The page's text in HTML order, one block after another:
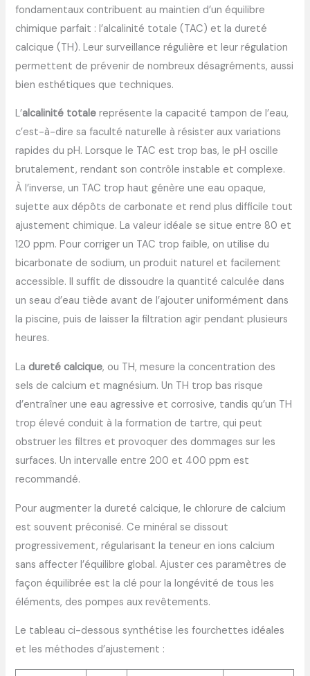
fondamentaux contribuent au maintien d’un équilibre
chimique parfait : l’alcalinité totale (TAC) et la dureté
calcique (TH). Leur surveillance régulière et leur régulation
permettent de prévenir de nombreux désagréments, aussi
bien esthétiques que techniques.
L’alcalinité totale représente la capacité tampon de l’eau,
c’est-à-dire sa faculté naturelle à résister aux variations
rapides du pH. Lorsque le TAC est trop bas, le pH oscille
brutalement, rendant son contrôle instable et complexe.
À l’inverse, un TAC trop haut génère une eau opaque,
sujette aux dépôts de carbonate et rend plus difficile tout
ajustement chimique. La valeur idéale se situe entre 80 et
120 ppm. Pour corriger un TAC trop faible, on utilise du
bicarbonate de sodium, un produit naturel et facilement
accessible. Il suffit de dissoudre la quantité calculée dans
un seau d’eau tiède avant de l’ajouter uniformément dans
la piscine, puis de laisser la filtration agir pendant plusieurs
heures.
Ladureté calcique, ou TH, mesure la concentration des
sels de calcium et magnésium. Un TH trop bas risque
d’entraîner une eau agressive et corrosive, tandis qu’un TH
trop élevé conduit à la formation de tartre, qui peut
obstruer les filtres et provoquer des dommages sur les
surfaces. Un intervalle entre 200 et 400 ppm est
recommandé.
Pour augmenter la dureté calcique, le chlorure de calcium
est souvent préconisé. Ce minéral se dissout
progressivement, régularisant la teneur en ions calcium
sans affecter l’équilibre global. Ajuster ces paramètres de
façon équilibrée est la clé pour la longévité de tous les
éléments, des pompes aux revêtements.
Le tableau ci-dessous synthétise les fourchettes idéales
et les méthodes d’ajustement :